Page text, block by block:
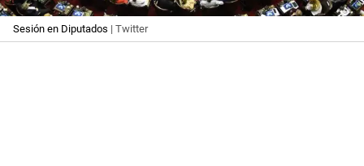
Sesión en Diputados | Twitter